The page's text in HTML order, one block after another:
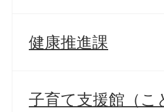
健康推進課
子育て支援館（こ